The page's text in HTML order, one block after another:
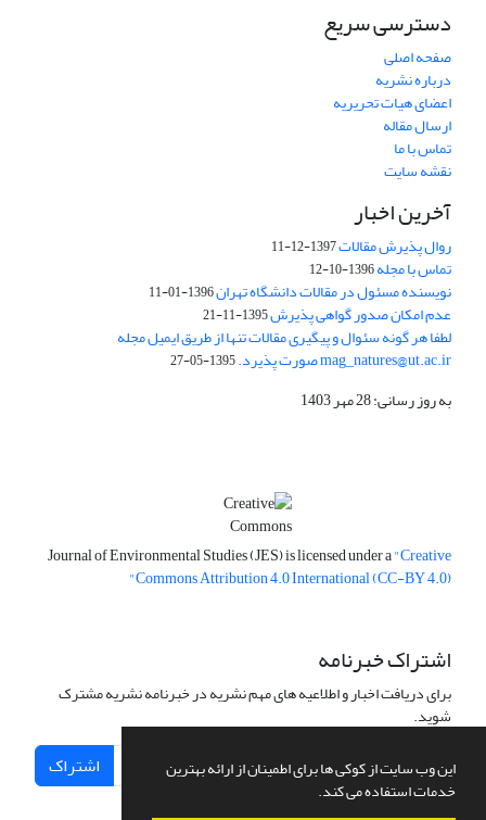
این وب سایت از کوکی ها برای اطمینان از ارائه بهترین
خدمات استفاده می کند.
دسترسی سریع
صفحه اصلی
درباره نشریه
اعضای هیات تحریریه
ارسال مقاله
تماس با ما
نقشه سایت
آخرین اخبار
روال پذیرش مقالات1397-12-11
تماس با مجله1396-10-12
نویسنده مسئول در مقالات دانشگاه تهران1396-01-11
عدم امکان صدور گواهی پذیرش1395-11-21
لطفا هر گونه سئوال و پیگیری مقالات تنها از طریق ایمیل مجله
mag_natures@ut.ac.ir صورت پذیرد. 1395-05-27
به روز رسانی: 28 مهر 1403
Journal of Environmental Studies (JES) is licensed under a"Creative
Commons Attribution 4.0 International (CC-BY 4.0)"
اشتراک خبرنامه
برای دریافت اخبار و اطلاعیه های مهم نشریه در خبرنامه نشریه مشترک
شوید.
اشتراک